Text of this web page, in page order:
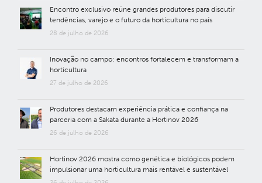
Encontro exclusivo reúne grandes produtores para discutir
tendências, varejo e o futuro da horticultura no país
28 de julho de 2026
Inovação no campo: encontros fortalecem e transformam a
horticultura
27 de julho de 2026
Produtores destacam experiência prática e confiança na
parceria com a Sakata durante a Hortinov 2026
26 de julho de 2026
Hortinov 2026 mostra como genética e biológicos podem
impulsionar uma horticultura mais rentável e sustentável